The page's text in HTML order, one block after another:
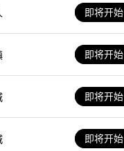
即将开始
即将开始
即将开始
即将开始